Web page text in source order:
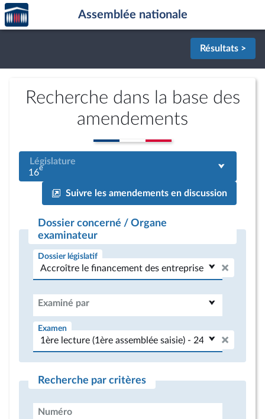
Aller au contenu
Aller en bas de la page
Accèder
à la
page
Assemblée nationale
Résultats >
Recherche dans la base des
amendements
Législature
16e
Suivre les amendements en discussion
Dossier concerné / Organe
examinateur
Dossier législatif
Examiné par
Examen
Recherche par critères
Numéro